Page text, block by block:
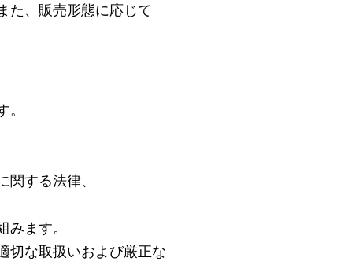
た、販売形態に応じて
する法律、
ます。
切な取扱いおよび厳正な